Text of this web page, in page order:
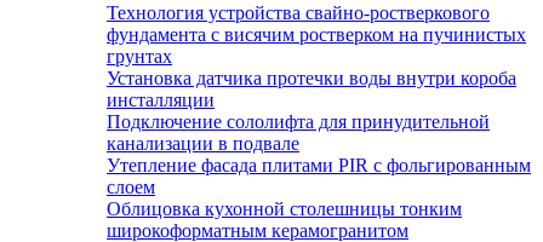
Технология устройства свайно-ростверкового
фундамента с висячим ростверком на пучинистых
грунтах
Установка датчика протечки воды внутри короба
инсталляции
Подключение сололифта для принудительной
канализации в подвале
Утепление фасада плитами PIR с фольгированным
слоем
Облицовка кухонной столешницы тонким
широкоформатным керамогранитом